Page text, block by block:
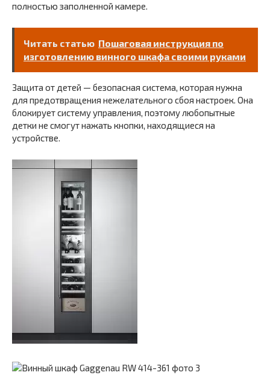
полностью заполненной камере.
Читать статью Пошаговая инструкция по
изготовлению винного шкафа своими руками
Защита от детей — безопасная система, которая нужна
для предотвращения нежелательного сбоя настроек. Она
блокирует систему управления, поэтому любопытные
детки не смогут нажать кнопки, находящиеся на
устройстве.